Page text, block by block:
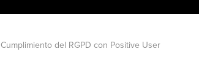
Cumplimiento del RGPD con Positive User